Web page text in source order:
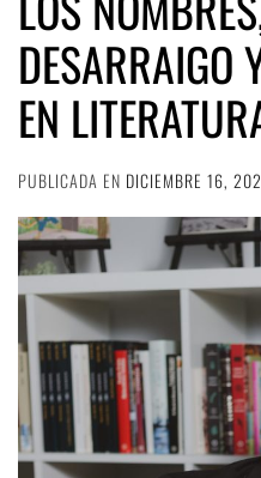
DESARRAIGO
EN
PUBLICADA EN DICIEMBRE 16,